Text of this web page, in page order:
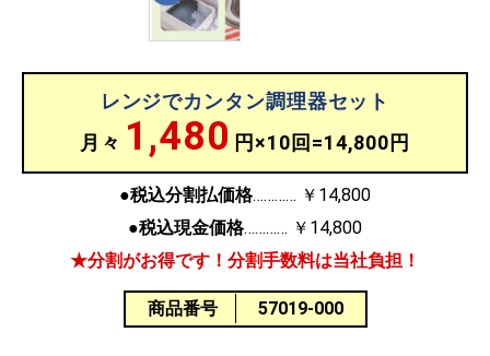
レンジでカンタン調理器セット
月々 1,480 円×10回=14,800円
●税込分割払価格
￥14,800
●税込現金価格
￥14,800
★分割がお得です！分割手数料は当社負担！
商品番号 57019-000